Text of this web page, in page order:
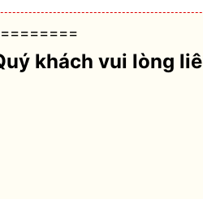
khách vui lòng